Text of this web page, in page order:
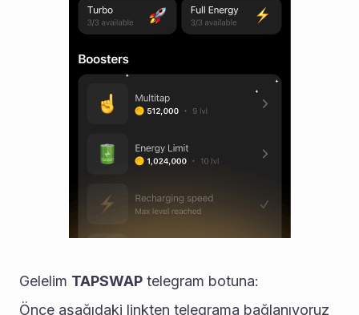
Gelelim TAPSWAP telegram botuna:
Önce aşağıdaki linkten telegrama bağlanıyoruz